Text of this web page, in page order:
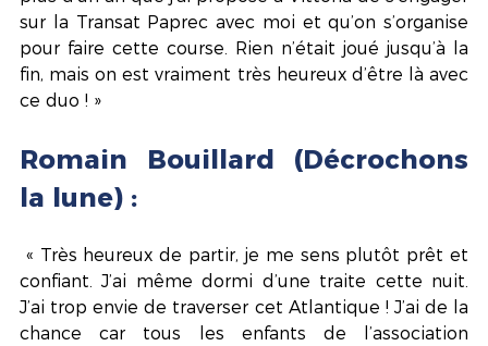
sur la Transat Paprec avec moi et qu’on s’organise
pour faire cette course. Rien n’était joué jusqu’à la
fin, mais on est vraiment très heureux d’être là avec
ce duo ! »
Romain Bouillard (Décrochons
la lune) :
confiant. J’ai même dormi d’une traite cette nuit.
J’ai trop envie de traverser cet Atlantique ! J’ai de la
chance car tous les enfants de l’association